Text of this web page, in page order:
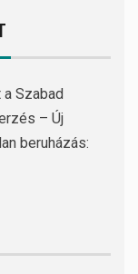
Szabad
– Új
beruházás: